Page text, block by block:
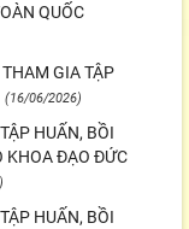
QUỐC
GIA TẬP
(16/06/2026)
HUẤN, BỒI
KHOA ĐẠO ĐỨC
HUẤN, BỒI